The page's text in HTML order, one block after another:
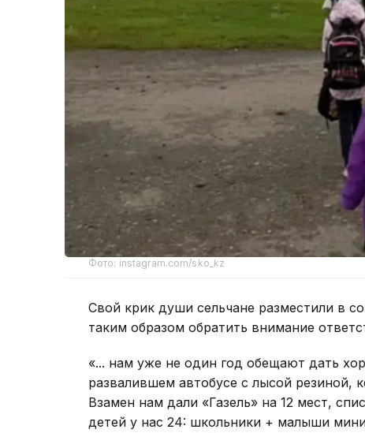
Фото: instagram.com/sko_kz
Свой крик души сельчане разместили в
таким образом обратить внимание
«... нам уже не один год обещают дать
развалившем автобусе с лысой резиной,
Взамен нам дали «Газель» на 12 мест,
детей у нас 24: школьники + малыши